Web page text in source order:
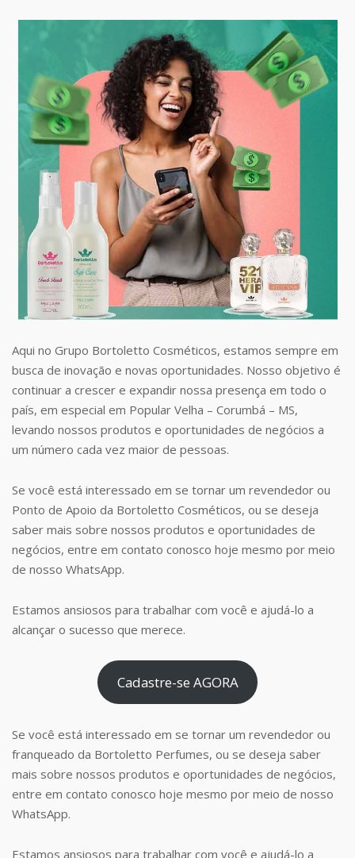
Aqui no Grupo Bortoletto Cosméticos, estamos sempre em
busca de inovação e novas oportunidades. Nosso objetivo é
continuar a crescer e expandir nossa presença em todo o
país, em especial em Popular Velha – Corumbá – MS,
levando nossos produtos e oportunidades de negócios a
um número cada vez maior de pessoas.
Se você está interessado em se tornar um revendedor ou
Ponto de Apoio da Bortoletto Cosméticos, ou se deseja
saber mais sobre nossos produtos e oportunidades de
negócios, entre em contato conosco hoje mesmo por meio
de nosso WhatsApp.
Estamos ansiosos para trabalhar com você e ajudá-lo a
alcançar o sucesso que merece.
Cadastre-se AGORA
Se você está interessado em se tornar um revendedor ou
franqueado da Bortoletto Perfumes, ou se deseja saber
mais sobre nossos produtos e oportunidades de negócios,
entre em contato conosco hoje mesmo por meio de nosso
WhatsApp.
Estamos ansiosos para trabalhar com você e ajudá-lo a